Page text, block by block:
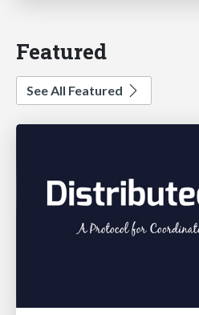
Featured
See All Featured